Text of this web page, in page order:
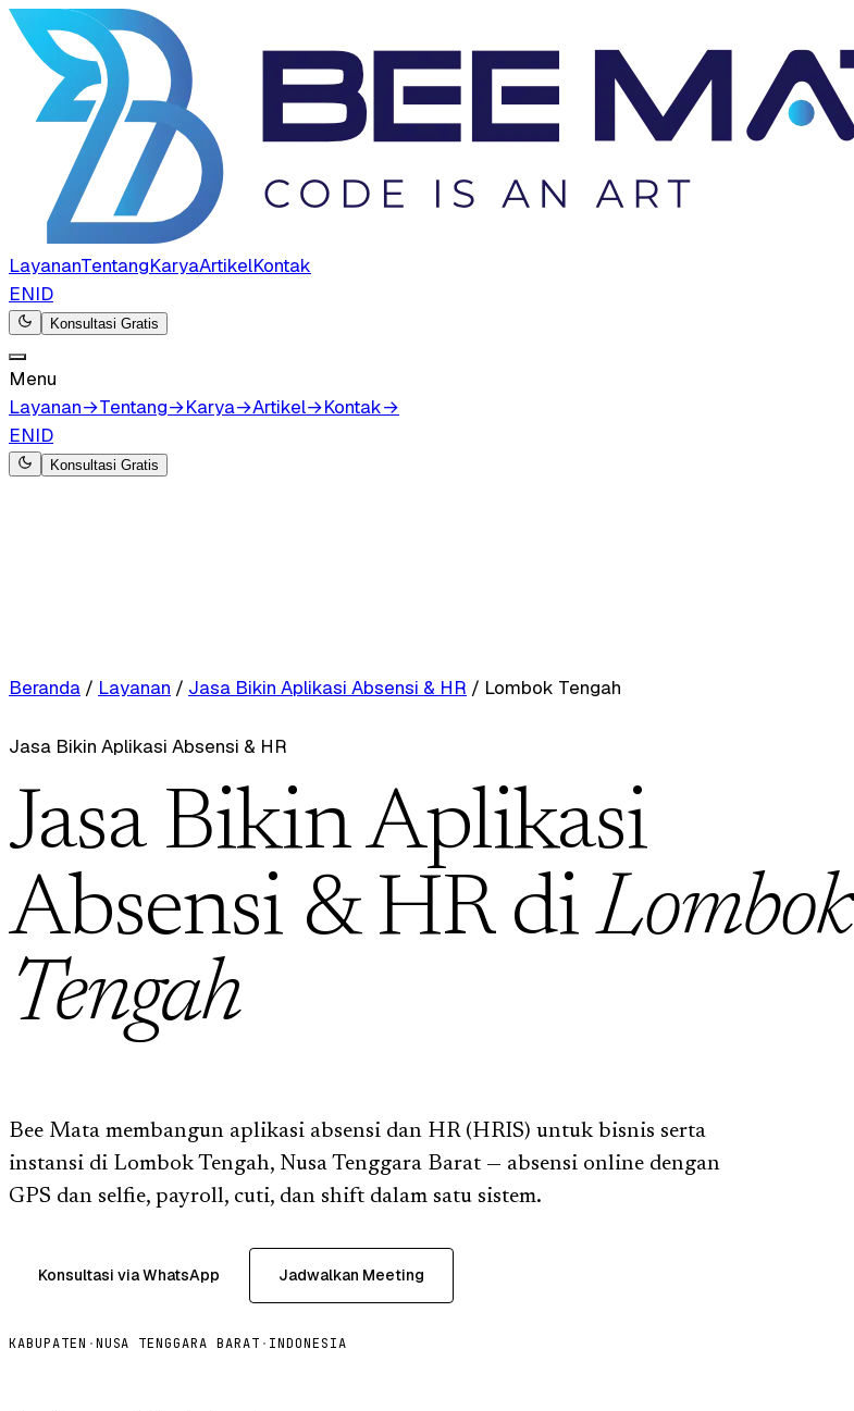
LayananTentangKaryaArtikelKontak
ENID
Konsultasi Gratis
Menu
Layanan→Tentang→Karya→Artikel→Kontak→
ENID
Konsultasi Gratis
Beranda / Layanan / Jasa Bikin Aplikasi Absensi & HR / Lombok Tengah
Jasa Bikin Aplikasi Absensi & HR
Jasa Bikin Aplikasi
Absensi & HR diLombok
Tengah
Bee Mata membangun aplikasi absensi dan HR (HRIS) untuk bisnis serta
instansi di Lombok Tengah, Nusa Tenggara Barat — absensi online dengan
GPS dan selfie, payroll, cuti, dan shift dalam satu sistem.
Konsultasi via WhatsApp Jadwalkan Meeting
KABUPATEN ·NUSA TENGGARA BARAT · INDONESIA